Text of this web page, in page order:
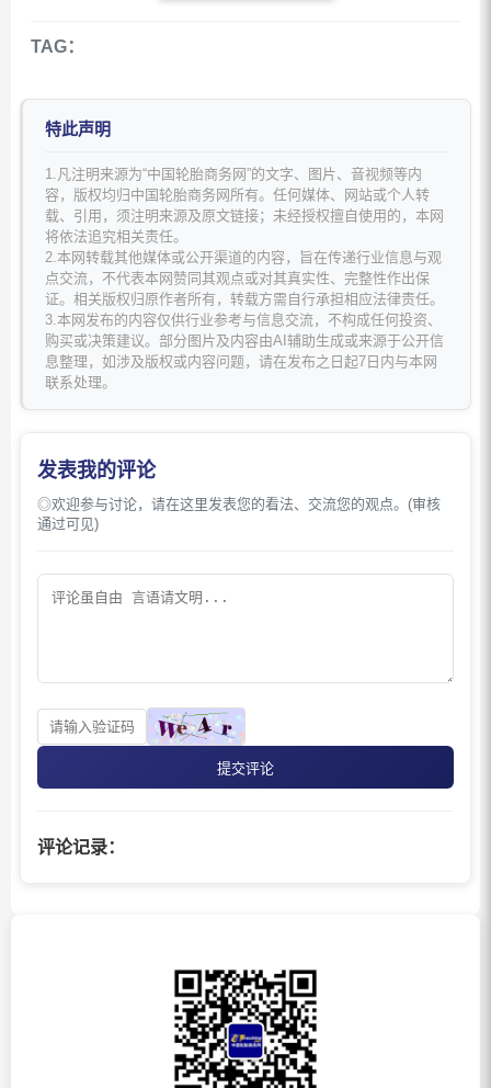
TAG：
特此声明
1.凡注明来源为“中国轮胎商务网”的文字、图片、音视频等内
容，版权均归中国轮胎商务网所有。任何媒体、网站或个人转
载、引用，须注明来源及原文链接；未经授权擅自使用的，本网
将依法追究相关责任。
2.本网转载其他媒体或公开渠道的内容，旨在传递行业信息与观
点交流，不代表本网赞同其观点或对其真实性、完整性作出保
证。相关版权归原作者所有，转载方需自行承担相应法律责任。
3.本网发布的内容仅供行业参考与信息交流，不构成任何投资、
购买或决策建议。部分图片及内容由AI辅助生成或来源于公开信
息整理，如涉及版权或内容问题，请在发布之日起7日内与本网
联系处理。
发表我的评论
◎欢迎参与讨论，请在这里发表您的看法、交流您的观点。(审核
通过可见)
提交评论
评论记录：